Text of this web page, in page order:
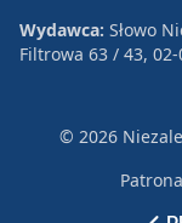
Wydawca: Słowo
Filtrowa 63 / 43,
© 2026